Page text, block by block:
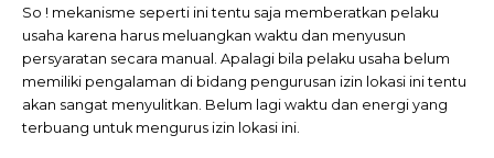
So ! mekanisme seperti ini tentu saja memberatkan pelaku
usaha karena harus meluangkan waktu dan menyusun
persyaratan secara manual. Apalagi bila pelaku usaha belum
memiliki pengalaman di bidang pengurusan izin lokasi ini tentu
akan sangat menyulitkan. Belum lagi waktu dan energi yang
terbuang untuk mengurus izin lokasi ini.